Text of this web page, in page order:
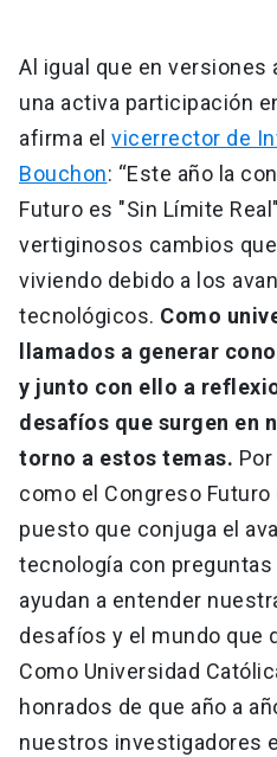
Al igual que en versiones
una activa participación
afirma el vicerrector de
Bouchon: “Este año la
Futuro es "Sin Límite
vertiginosos cambios
viviendo debido a los
tecnológicos. Como
llamados a generar
y junto con ello a
desafíos que surgen en
torno a estos temas.
como el Congreso
puesto que conjuga el
tecnología con
ayudan a entender
desafíos y el mundo que
Como Universidad
honrados de que año a
nuestros investigadores